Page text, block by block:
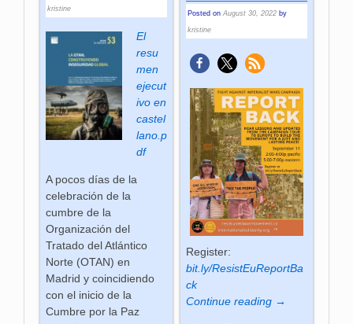
kristine
El
resu
men
ejecut
ivo en
castel
lano.p
df
A pocos días de la
celebración de la
cumbre de la
Organización del
Tratado del Atlántico
Norte (OTAN) en
Madrid y coincidiendo
con el inicio de la
Cumbre por la Paz
Posted on August 30, 2022 by
kristine
Register:
bit.ly/ResistEuReportBa
ck
Continue reading →